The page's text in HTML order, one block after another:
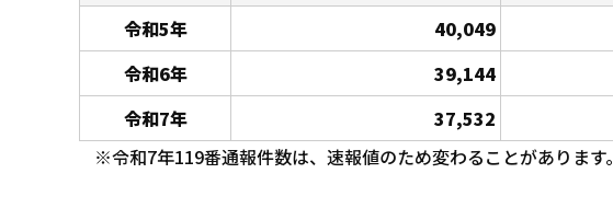
令和5年
40,049
令和6年
39,144
令和7年
37,532
※令和7年119番通報件数は、速報値のため変わることがあります。